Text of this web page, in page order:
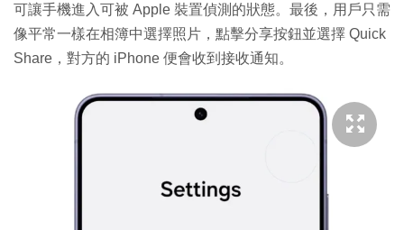
可讓手機進入可被 Apple 裝置偵測的狀態。最後，用戶只需
像平常一樣在相簿中選擇照片，點擊分享按鈕並選擇 Quick
Share，對方的 iPhone 便會收到接收通知。